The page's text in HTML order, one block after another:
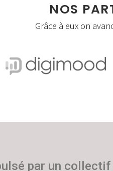
NOS
Grâce à eux on
par un